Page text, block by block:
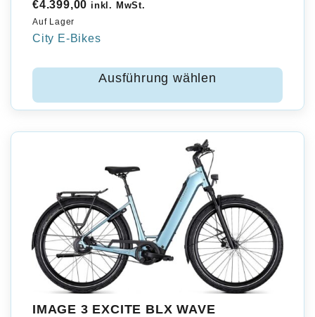
€4.399,00 inkl. MwSt.
Auf Lager
City E-Bikes
Ausführung wählen
IMAGE 3 EXCITE BLX WAVE